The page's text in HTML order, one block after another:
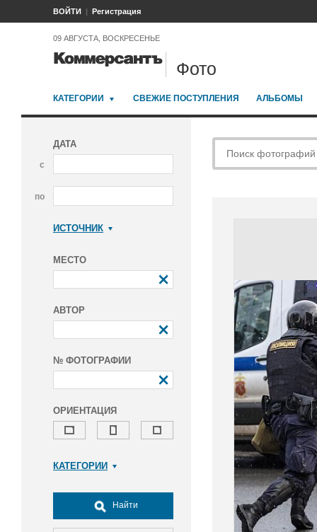
ВОЙТИ Регистрация
09 АВГУСТА, ВОСКРЕСЕНЬЕ
Фото
КАТЕГОРИИ СВЕЖИЕ ПОСТУПЛЕНИЯ АЛЬБОМЫ
ДАТА
с
по
ИСТОЧНИК
МЕСТО
АВТОР
№ ФОТОГРАФИИ
ОРИЕНТАЦИЯ
КАТЕГОРИИ
Досуг, туризм и отдых
Культура
Найти